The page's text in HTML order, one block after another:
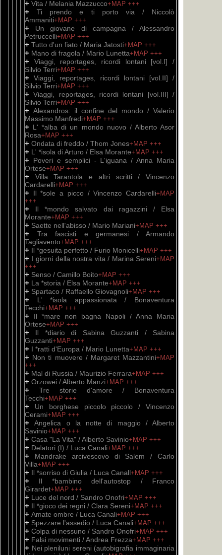
+ Vita / Melania Mazzucco+MAP +++
+Ti prendo e ti porto via / Niccolò
Ammaniti+MAP +++
+ Un giovane di campagna / Alessandro
Petruccelli+MAP +++
+ Tutto d'un fiato / Maria Jatosti+MAP +++
+ Mano di fragola / Mario Lunetta+MAP +++
+ Viaggi, reportages, ricordi lontani [vol.I] /
Silvio Terri+MAP +++
+ Viaggi, reportages, ricordi lontani [vol.II] /
Silvio Terri+MAP +++
+Viaggi, reportages, ricordi lontani [vol.III] /
Silvio Terri+MAP +++
+ Alexandros: il confine del mondo / Valerio
Massimo Manfredi+MAP +++
+ L' *alba di un mondo nuovo / Alberto Asor
Rosa+MAP +++
+ Ondata di freddo / Thom Jones+MAP +++
+ L' *isola di Arturo / Elsa Morante+MAP +++
+ Poveri e semplici - L'iguana / Anna Maria
Ortese+MAP +++
+ Villa Tarantola e altri scritti / Vincenzo
Cardarelli+MAP +++
+ Il *sole a picco / Vincenzo Cardarelli+MAP
+++
+ Il *mondo salvato dai ragazzini / Elsa
Morante+MAP +++
+ Saette nell'abisso / Mario Mariani+MAP +++
+ Tra fascisti e germanesi / Armando
Tagliavento+MAP +++
+ Il *gesuita perfetto / Furio Monicelli+MAP +++
+ I giorni della nostra vita / Marina Sereni+MAP
+++
+ Senso / Camillo Boito+MAP +++
+ La *storia / Elsa Morante+MAP +++
+ Spartaco / Raffaello Giovagnoli+MAP +++
+
L' *isola appassionata / Bonaventura
Tecchi+MAP +++
+ Il *mare non bagna Napoli / Anna Maria
Ortese+MAP +++
+ Il *diario di Sabina Guzzanti / Sabina
Guzzanti+MAP +++
+ I *ratti d'Europa / Mario Lunetta+MAP +++
+ Non ti muovere / Margaret Mazzantini+MAP
+++
+ Mal di Russia / Maurizio Ferrara+MAP +++
+ Orzowei / Alberto Manzi+MAP +++
+ Tre storie d'amore / Bonaventura
Tecchi+MAP +++
+
Un borghese piccolo piccolo / Vincenzo
Cerami+MAP +++
+Angelica o la notte di maggio / Alberto
Savinio+MAP +++
+ Casa "La Vita" / Alberto Savinio+MAP +++
+ Delatori (I) / Luca Canali+MAP +++
+
Mandrake arcivescovo di Salem / Carlo
Villa+MAP +++
+ Il *sorriso di Giulia / Luca Canall+MAP +++
+ Il *bambino dell'autostop / Franco
Girardet+MAP +++
+ Luce del nord / Sandro Onofri+MAP +++
+ Il *gioco dei regni / Clara Sereni+MAP +++
+ Amate ombre / Luca Canali+MAP +++
+ Spezzare l'assedio / Luca Canali+MAP +++
+ Colpa di nessuno / Sandro Onofri+MAP +++
+ Falsi movimenti / Andrea Frezza+MAP +++
+ Nei pleniluni sereni (autobigrafia immaginaria